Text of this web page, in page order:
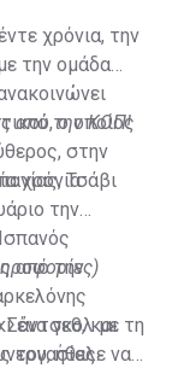
χρόνια, την
την ομάδα
ο οποίος
στην
χρόνια.
από την ΚΟΠ!
Τσάβι
την
από την
και
ένα γκολ με τη
του, ήθελε να